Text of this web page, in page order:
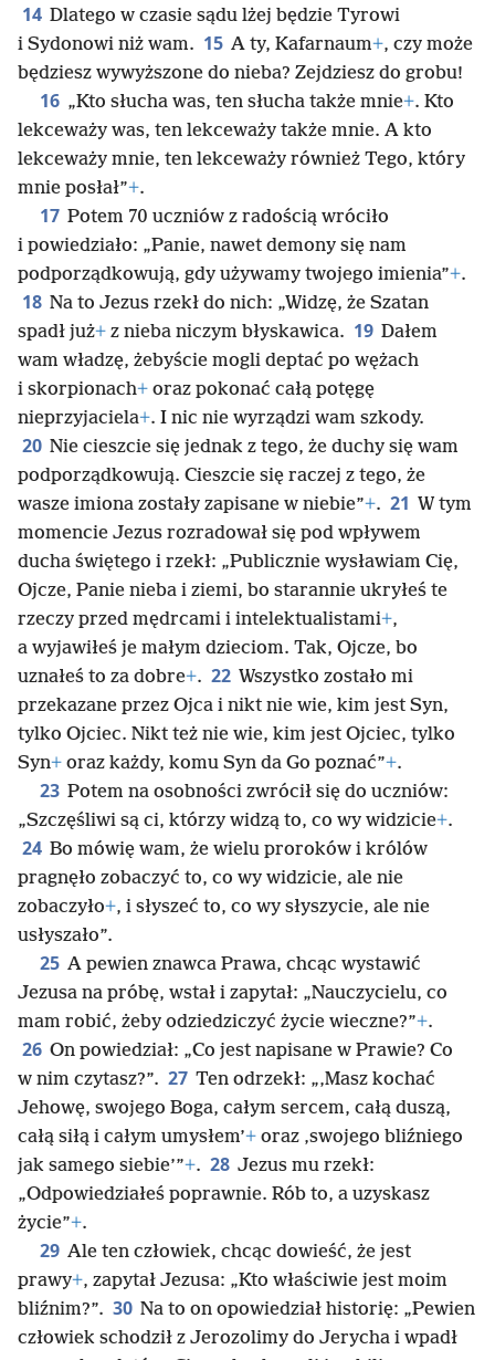
14 Dlatego w czasie sądu lżej będzie Tyrowi
i Sydonowi niż wam. 15 A ty, Kafarnaum+, czy może
będziesz wywyższone do nieba? Zejdziesz do grobu!
16 „Kto słucha was, ten słucha także mnie+. Kto
lekceważy was, ten lekceważy także mnie. A kto
lekceważy mnie, ten lekceważy również Tego, który
mnie posłał”+.
17 Potem 70 uczniów z radością wróciło
i powiedziało: „Panie, nawet demony się nam
podporządkowują, gdy używamy twojego imienia”+.
18 Na to Jezus rzekł do nich: „Widzę, że Szatan
spadł już+ z nieba niczym błyskawica. 19 Dałem
wam władzę, żebyście mogli deptać po wężach
i skorpionach+ oraz pokonać całą potęgę
nieprzyjaciela+. I nic nie wyrządzi wam szkody.
20 Nie cieszcie się jednak z tego, że duchy się wam
podporządkowują. Cieszcie się raczej z tego, że
wasze imiona zostały zapisane w niebie”+. 21 W tym
momencie Jezus rozradował się pod wpływem
ducha świętego i rzekł: „Publicznie wysławiam Cię,
Ojcze, Panie nieba i ziemi, bo starannie ukryłeś te
rzeczy przed mędrcami i intelektualistami+,
a wyjawiłeś je małym dzieciom. Tak, Ojcze, bo
uznałeś to za dobre+. 22 Wszystko zostało mi
przekazane przez Ojca i nikt nie wie, kim jest Syn,
tylko Ojciec. Nikt też nie wie, kim jest Ojciec, tylko
Syn+ oraz każdy, komu Syn da Go poznać”+.
23 Potem na osobności zwrócił się do uczniów:
„Szczęśliwi są ci, którzy widzą to, co wy widzicie+.
24 Bo mówię wam, że wielu proroków i królów
pragnęło zobaczyć to, co wy widzicie, ale nie
zobaczyło+, i słyszeć to, co wy słyszycie, ale nie
usłyszało”.
25 A pewien znawca Prawa, chcąc wystawić
Jezusa na próbę, wstał i zapytał: „Nauczycielu, co
mam robić, żeby odziedziczyć życie wieczne?”+.
26 On powiedział: „Co jest napisane w Prawie? Co
w nim czytasz?”. 27 Ten odrzekł: „‚Masz kochać
Jehowę, swojego Boga, całym sercem, całą duszą,
całą siłą i całym umysłem’+ oraz ‚swojego bliźniego
jak samego siebie’”+. 28 Jezus mu rzekł:
„Odpowiedziałeś poprawnie. Rób to, a uzyskasz
życie”+.
29 Ale ten człowiek, chcąc dowieść, że jest
prawy+, zapytał Jezusa: „Kto właściwie jest moim
bliźnim?”. 30 Na to on opowiedział historię: „Pewien
człowiek schodził z Jerozolimy do Jerycha i wpadł